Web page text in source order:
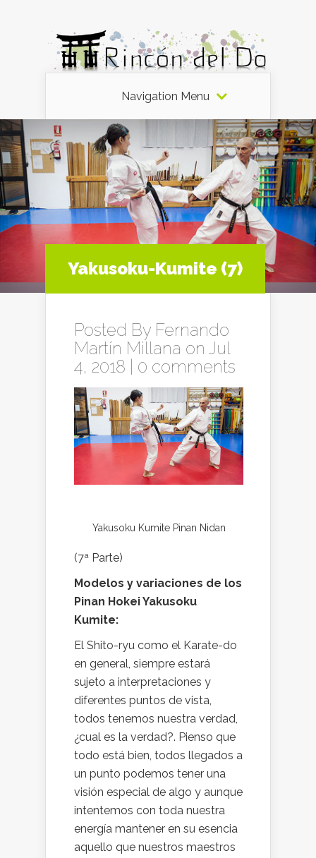
Navigation Menu
Yakusoku-Kumite (7)
Posted By Fernando
Martín Millana on Jul
4, 2018 | 0 comments
Yakusoku Kumite Pinan Nidan
(7ª Parte)
Modelos y variaciones de los
Pinan Hokei Yakusoku
Kumite:
El Shito-ryu como el Karate-do
en general, siempre estará
sujeto a interpretaciones y
diferentes puntos de vista,
todos tenemos nuestra verdad,
¿cual es la verdad?. Pienso que
todo está bien, todos llegados a
un punto podemos tener una
visión especial de algo y aunque
intentemos con toda nuestra
energía mantener en su esencia
aquello que nuestros maestros